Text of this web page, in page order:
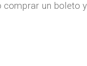
comprar un boleto